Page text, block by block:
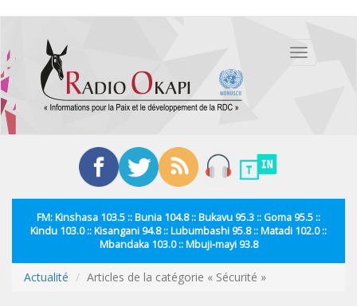
contenu
principal
Toggle
FM: Kinshasa 103.5 :: Bunia 104.8 :: Bukavu 95.3 :: Goma 95.5 ::
Kindu 103.0 :: Kisangani 94.8 :: Lubumbashi 95.8 :: Matadi 102.0 ::
Mbandaka 103.0 :: Mbuji-mayi 93.8
Actualité Articles de la catégorie « Sécurité »